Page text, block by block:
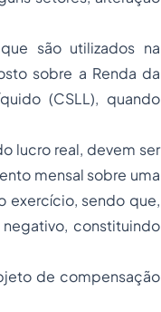
são utilizados na
sobre a Renda da
(CSLL), quando
lucro real, devem ser
mensal sobre uma
exercício, sendo que,
constituindo
de compensação